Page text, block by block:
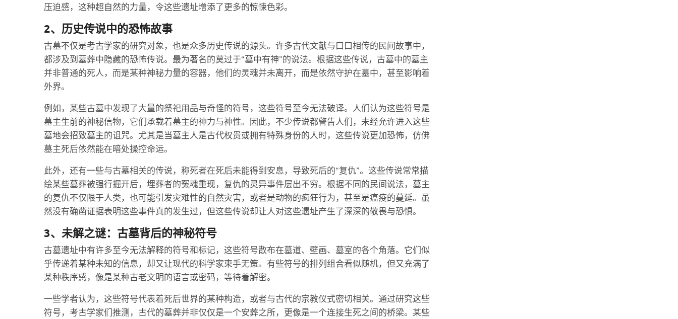
压迫感，这种超自然的力量，令这些遗址增添了更多的惊悚色彩。
2、历史传说中的恐怖故事
古墓不仅是考古学家的研究对象，也是众多历史传说的源头。许多古代文献与口口相传的民间故事中，
都涉及到墓葬中隐藏的恐怖传说。最为著名的莫过于“墓中有神”的说法。根据这些传说，古墓中的墓主
并非普通的死人，而是某种神秘力量的容器，他们的灵魂并未离开，而是依然守护在墓中，甚至影响着
外界。
例如，某些古墓中发现了大量的祭祀用品与奇怪的符号，这些符号至今无法破译。人们认为这些符号是
墓主生前的神秘信物，它们承载着墓主的神力与神性。因此，不少传说都警告人们，未经允许进入这些
墓地会招致墓主的诅咒。尤其是当墓主人是古代权贵或拥有特殊身份的人时，这些传说更加恐怖，仿佛
墓主死后依然能在暗处操控命运。
此外，还有一些与古墓相关的传说，称死者在死后未能得到安息，导致死后的“复仇”。这些传说常常描
绘某些墓葬被强行掘开后，埋葬者的冤魂重现，复仇的灵异事件层出不穷。根据不同的民间说法，墓主
的复仇不仅限于人类，也可能引发灾难性的自然灾害，或者是动物的疯狂行为，甚至是瘟疫的蔓延。虽
然没有确凿证据表明这些事件真的发生过，但这些传说却让人对这些遗址产生了深深的敬畏与恐惧。
3、未解之谜：古墓背后的神秘符号
古墓遗址中有许多至今无法解释的符号和标记，这些符号散布在墓道、壁画、墓室的各个角落。它们似
乎传递着某种未知的信息，却又让现代的科学家束手无策。有些符号的排列组合看似随机，但又充满了
某种秩序感，像是某种古老文明的语言或密码，等待着解密。
一些学者认为，这些符号代表着死后世界的某种构造，或者与古代的宗教仪式密切相关。通过研究这些
符号，考古学家们推测，古代的墓葬并非仅仅是一个安葬之所，更像是一个连接生死之间的桥梁。某些